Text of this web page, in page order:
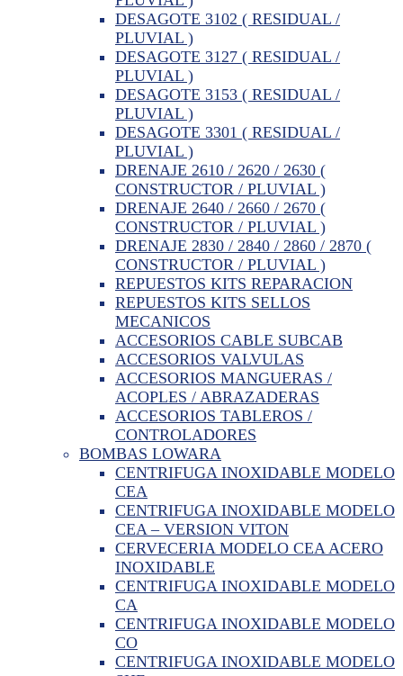
DESAGOTE 3102 ( RESIDUAL /
PLUVIAL )
DESAGOTE 3127 ( RESIDUAL /
PLUVIAL )
DESAGOTE 3153 ( RESIDUAL /
PLUVIAL )
DESAGOTE 3301 ( RESIDUAL /
PLUVIAL )
DRENAJE 2610 / 2620 / 2630 (
CONSTRUCTOR / PLUVIAL )
DRENAJE 2640 / 2660 / 2670 (
CONSTRUCTOR / PLUVIAL )
DRENAJE 2830 / 2840 / 2860 / 2870 (
CONSTRUCTOR / PLUVIAL )
REPUESTOS KITS REPARACION
REPUESTOS KITS SELLOS
MECANICOS
ACCESORIOS CABLE SUBCAB
ACCESORIOS VALVULAS
ACCESORIOS MANGUERAS /
ACOPLES / ABRAZADERAS
ACCESORIOS TABLEROS /
CONTROLADORES
BOMBAS LOWARA
CENTRIFUGA INOXIDABLE MODELO
CEA
CENTRIFUGA INOXIDABLE MODELO
CEA – VERSION VITON
CERVECERIA MODELO CEA ACERO
INOXIDABLE
CENTRIFUGA INOXIDABLE MODELO
CA
CENTRIFUGA INOXIDABLE MODELO
CO
CENTRIFUGA INOXIDABLE MODELO